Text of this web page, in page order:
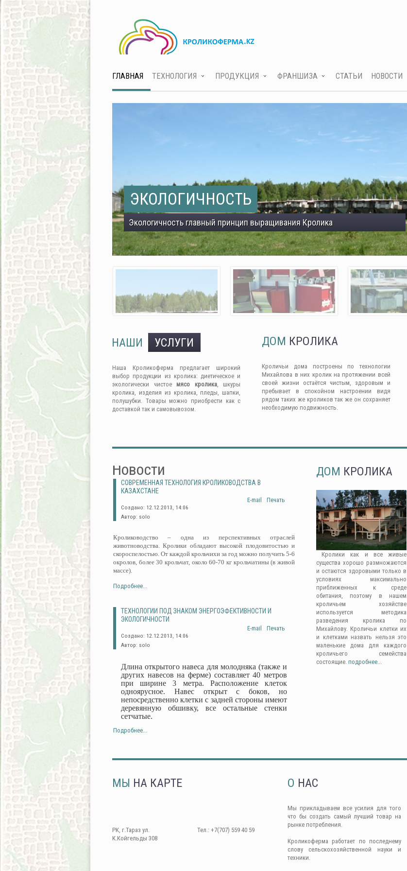
ГЛАВНАЯ ТЕХНОЛОГИЯ ПРОДУКЦИЯ ФРАНШИЗА СТАТЬИ НОВОСТИ
ЭКОЛОГИЧНОСТЬ
Экологичность главный принцип выращивания Кролика
НАШИ УСЛУГИ
Наша Кроликоферма предлагает широкий
выбор продукции из кролика: диетическое и
экологически чистое мясо кролика, шкуры
кролика, изделия из кролика, пледы, шапки,
полушубки. Товары можно приобрести как с
доставкой так и самовывозом.
ДОМ КРОЛИКА
Кроличьи дома построены по технологии
Михайлова в них кролик на протяжении всей
своей жизни остаётся чистым, здоровым и
пребывает в спокойном настроении видя
рядом таких же кроликов так же он сохраняет
необходимую подвижность.
Новости
СОВРЕМЕННАЯ ТЕХНОЛОГИЯ КРОЛИКОВОДСТВА В
КАЗАХСТАНЕ
Печать
E-mail
Создано: 12.12.2013, 14:06
Автор: solo
Кролиководство – одна из перспективных отраслей
животноводства. Кролики обладают высокой плодовитостью и
скороспелостью. От каждой крольчихи за год можно получить 5-6
окролов, более 30 крольчат, около 60-70 кг крольчатины (в живой
массе).
Подробнее...
ТЕХНОЛОГИИ ПОД ЗНАКОМ ЭНЕРГОЭФЕКТИВНОСТИ И
ЭКОЛОГИЧНОСТИ
Печать
E-mail
Создано: 12.12.2013, 14:06
Автор: solo
Длина открытого навеса для молодняка (также и
других навесов на ферме) составляет 40 метров
при ширине 3 метра. Расположение клеток
одноярусное. Навес открыт с боков, но
непосредственно клетки с задней стороны имеют
деревянную обшивку, все остальные стенки
сетчатые.
Подробнее...
ДОМ КРОЛИКА
Кролики как и все живые
существа хорошо размножаются
и остаются здоровыми только в
условиях максимально
приближенных к среде
обитания, поэтому в нашем
кроличьем хозяйстве
используется методика
разведения кролика по
Михайлову. Кроличьи клетки их
и клетками назвать нельзя это
маленькие дома для каждого
кроличьего семейства
состоящие. подробнее...
МЫ НА КАРТЕ
РК, г.Тараз ул.
К.Койгельды 308
Тел.: +7(707) 559 40 59
О НАС
Мы прикладываем все усилия для того
что бы создать самый лучший товар на
рынке потребления.
Кроликоферма работает по последнему
слову сельскохозяйственной науки и
техники.